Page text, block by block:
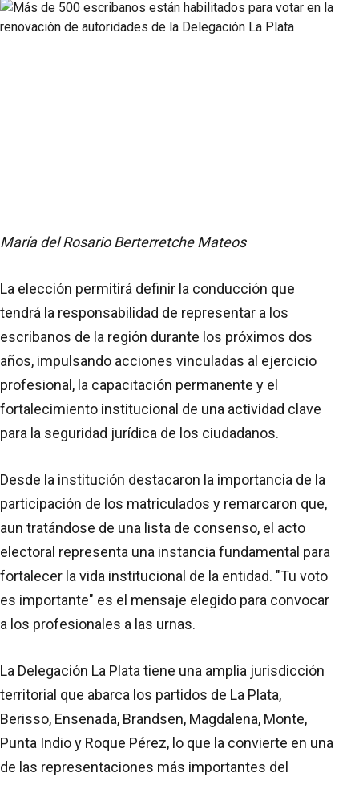
María del Rosario Berterretche Mateos
La elección permitirá definir la conducción que
tendrá la responsabilidad de representar a los
escribanos de la región durante los próximos dos
años, impulsando acciones vinculadas al ejercicio
profesional, la capacitación permanente y el
fortalecimiento institucional de una actividad clave
para la seguridad jurídica de los ciudadanos.
Desde la institución destacaron la importancia de la
participación de los matriculados y remarcaron que,
aun tratándose de una lista de consenso, el acto
electoral representa una instancia fundamental para
fortalecer la vida institucional de la entidad. "Tu voto
es importante" es el mensaje elegido para convocar
a los profesionales a las urnas.
La Delegación La Plata tiene una amplia jurisdicción
territorial que abarca los partidos de La Plata,
Berisso, Ensenada, Brandsen, Magdalena, Monte,
Punta Indio y Roque Pérez, lo que la convierte en una
de las representaciones más importantes del